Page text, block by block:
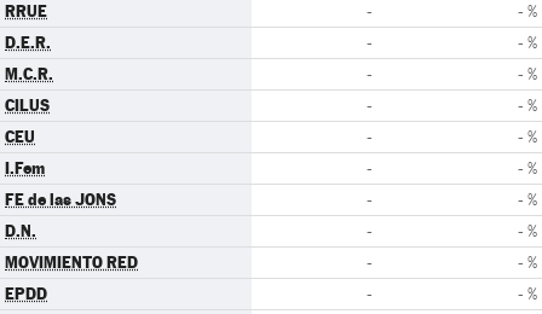
RRUE - - %
D.E.R. - - %
M.C.R. - - %
CILUS - - %
CEU - - %
I.Fem - - %
FE de las JONS - - %
D.N. - - %
MOVIMIENTO RED - - %
EPDD - - %